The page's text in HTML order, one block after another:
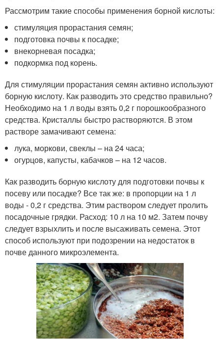
Рассмотрим такие способы применения борной кислоты:
стимуляция прорастания семян;
подготовка почвы к посадке;
внекорневая посадка;
подкормка под корень.
Для стимуляции прорастания семян активно используют
борную кислоту. Как разводить это средство правильно?
Необходимо на 1 л воды взять 0,2 г порошкообразного
средства. Кристаллы быстро растворяются. В этом
растворе замачивают семена:
лука, моркови, свеклы – на 24 часа;
огурцов, капусты, кабачков – на 12 часов.
Как разводить борную кислоту для подготовки почвы к
посеву или посадке? Все так же: в пропорции на 1 л
воды - 0,2 г средства. Этим раствором следует пролить
посадочные грядки. Расход: 10 л на 10 м2. Затем почву
следует взрыхлить и после высаживать семена. Этот
способ используют при подозрении на недостаток в
почве данного микроэлемента.